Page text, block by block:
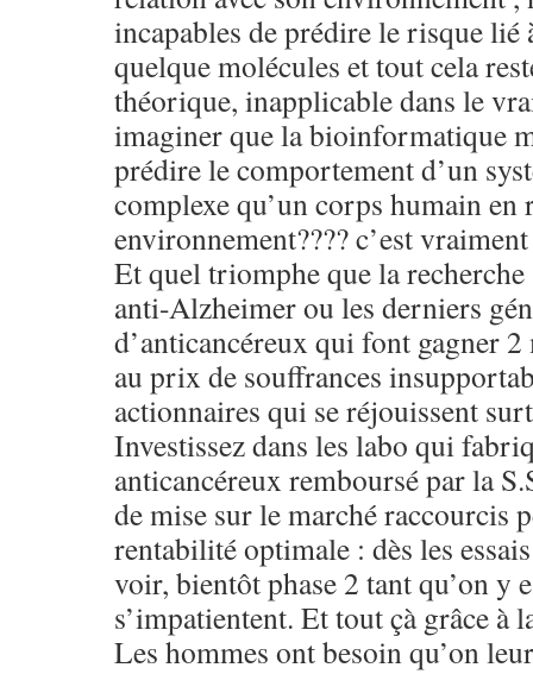
incapables de prédire le risque lié
quelque molécules et tout cela
théorique, inapplicable dans le
imaginer que la bioinformatique
prédire le comportement d’un
complexe qu’un corps humain en
environnement???? c’est
Et quel triomphe que la
anti-Alzheimer ou les derniers
d’anticancéreux qui font gagner
au prix de souffrances
actionnaires qui se réjouissent
Investissez dans les labo qui
anticancéreux remboursé par la
de mise sur le marché raccourcis
rentabilité optimale : dès les
voir, bientôt phase 2 tant qu’on y
s’impatientent. Et tout çà grâce
Les hommes ont besoin qu’on